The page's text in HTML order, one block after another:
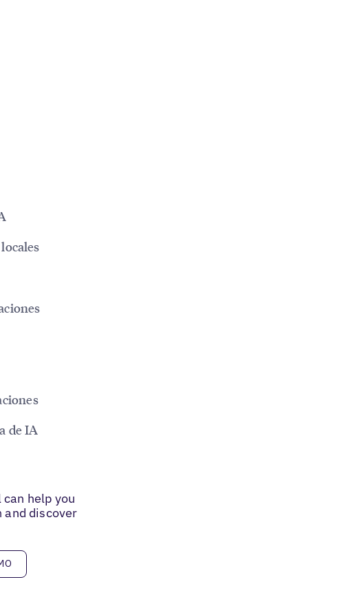
de IA
help you
discover